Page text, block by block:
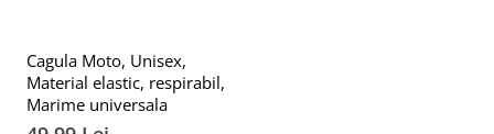
Cagula Moto, Unisex,
Material elastic, respirabil,
Marime universala